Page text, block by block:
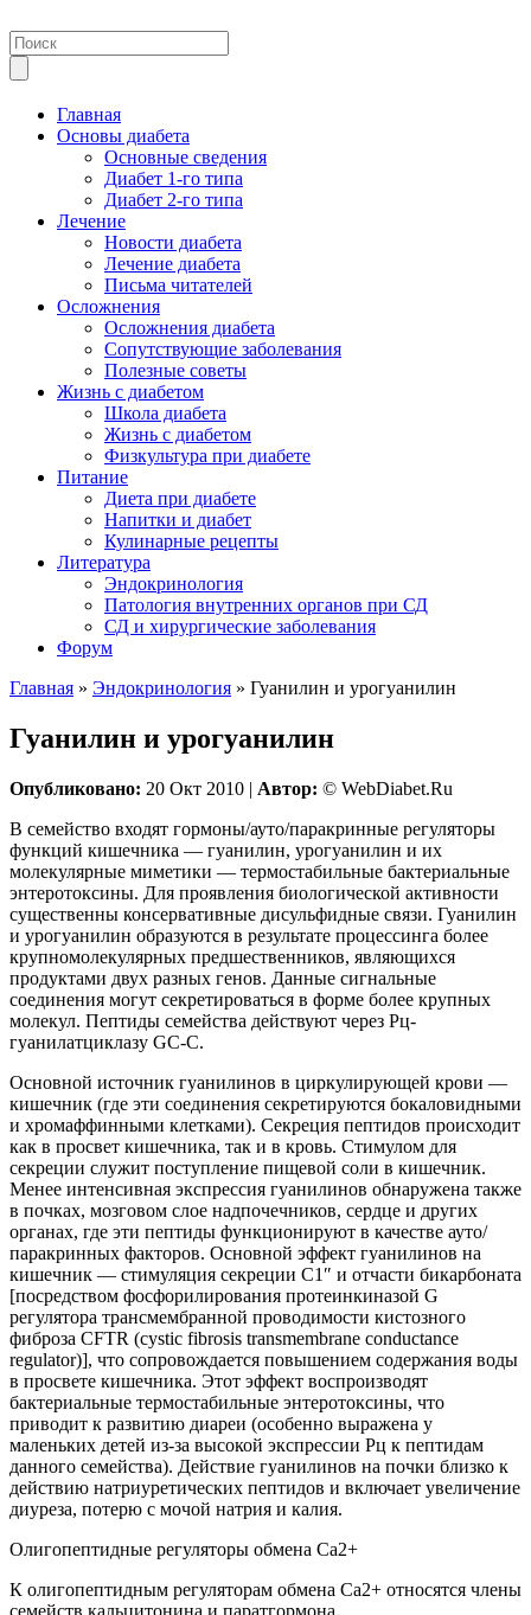
Главная
Основы диабета
Основные сведения
Диабет 1-го типа
Диабет 2-го типа
Лечение
Новости диабета
Лечение диабета
Письма читателей
Осложнения
Осложнения диабета
Сопутствующие заболевания
Полезные советы
Жизнь с диабетом
Школа диабета
Жизнь с диабетом
Физкультура при диабете
Питание
Диета при диабете
Напитки и диабет
Кулинарные рецепты
Литература
Эндокринология
Патология внутренних органов при СД
СД и хирургические заболевания
Форум
Главная » Эндокринология » Гуанилин и урогуанилин
Гуанилин и урогуанилин
Опубликовано: 20 Окт 2010 | Автор: © WebDiabet.Ru
В семейство входят гормоны/ауто/паракринные регуляторы
функций кишечника — гуанилин, урогуанилин и их
молекулярные миметики — термостабильные бактериальные
энтеротоксины. Для проявления биологической активности
существенны консервативные дисульфидные связи. Гуанилин
и урогуанилин образуются в результате процессинга более
крупномолекулярных предшественников, являющихся
продуктами двух разных генов. Данные сигнальные
соединения могут секретироваться в форме более крупных
молекул. Пептиды семейства действуют через Рц-
гуанилатциклазу GC-C.
Основной источник гуанилинов в циркулирующей крови —
кишечник (где эти соединения секретируются бокаловидными
и хромаффинными клетками). Секреция пептидов происходит
как в просвет кишечника, так и в кровь. Стимулом для
секреции служит поступление пищевой соли в кишечник.
Менее интенсивная экспрессия гуанилинов обнаружена также
в почках, мозговом слое надпочечников, сердце и других
органах, где эти пептиды функционируют в качестве ауто/
паракринных факторов. Основной эффект гуанилинов на
кишечник — стимуляция секреции С1″ и отчасти бикарбоната
[посредством фосфорилирования протеинкиназой G
регулятора трансмембранной проводимости кистозного
фиброза CFTR (cystic fibrosis transmembrane conductance
regulator)], что сопровождается повышением содержания воды
в просвете кишечника. Этот эффект воспроизводят
бактериальные термостабильные энтеротоксины, что
приводит к развитию диареи (особенно выражена у
маленьких детей из-за высокой экспрессии Рц к пептидам
данного семейства). Действие гуанилинов на почки близко к
действию натриуретических пептидов и включает увеличение
диуреза, потерю с мочой натрия и калия.
Олигопептидные регуляторы обмена Са2+
К олигопептидным регуляторам обмена Са2+ относятся члены
семейств кальцитонина и паратгормона.